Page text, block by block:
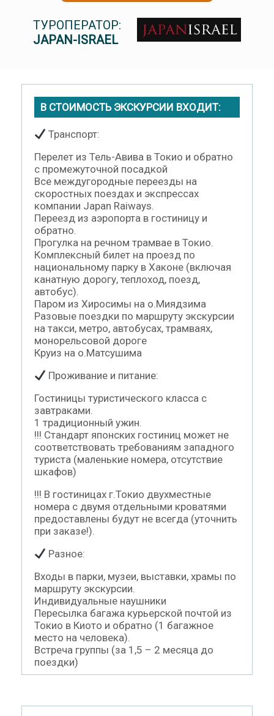
ТУРОПЕРАТОР:
JAPAN-ISRAEL
В СТОИМОСТЬ ЭКСКУРСИИ ВХОДИТ:
Транспорт:
Перелет из Тель-Авива в Токио и обратно
с промежуточной посадкой
Все междугородные переезды на
скоростных поездах и экспрессах
компании Japan Raiways.
Переезд из аэропорта в гостиницу и
обратно.
Прогулка на речном трамвае в Токио.
Комплексный билет на проезд по
национальному парку в Хаконе (включая
канатную дорогу, теплоход, поезд,
автобус).
Паром из Хиросимы на о.Миядзима
Разовые поездки по маршруту экскурсии
на такси, метро, автобусах, трамваях,
монорельсовой дороге
Круиз на о.Матсушима
Проживание и питание:
Гостиницы туристического класса с
завтраками.
1 традиционный ужин.
!!! Стандарт японских гостиниц может не
соответствовать требованиям западного
туриста (маленькие номера, отсутствие
шкафов)
!!! В гостиницах г.Токио двухместные
номера с двумя отдельными кроватями
предоставлены будут не всегда (уточнить
при заказе!).
Разное:
Входы в парки, музеи, выставки, храмы по
маршруту экскурсии.
Индивидуальные наушники
Пересылка багажа курьерской почтой из
Токио в Киото и обратно (1 багажное
место на человека).
Встреча группы (за 1,5 – 2 месяца до
поездки)